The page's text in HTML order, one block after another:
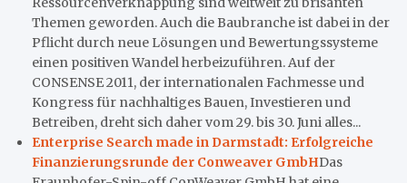
Themen geworden. Auch die Baubranche ist dabei in der
Pflicht durch neue Lösungen und Bewertungssysteme
einen positiven Wandel herbeizuführen. Auf der
CONSENSE 2011, der internationalen Fachmesse und
Kongress für nachhaltiges Bauen, Investieren und
Betreiben, dreht sich daher vom 29. bis 30. Juni alles...
Enterprise Search made in Darmstadt: Erfolgreiche
Finanzierungsrunde der Conweaver GmbHDas